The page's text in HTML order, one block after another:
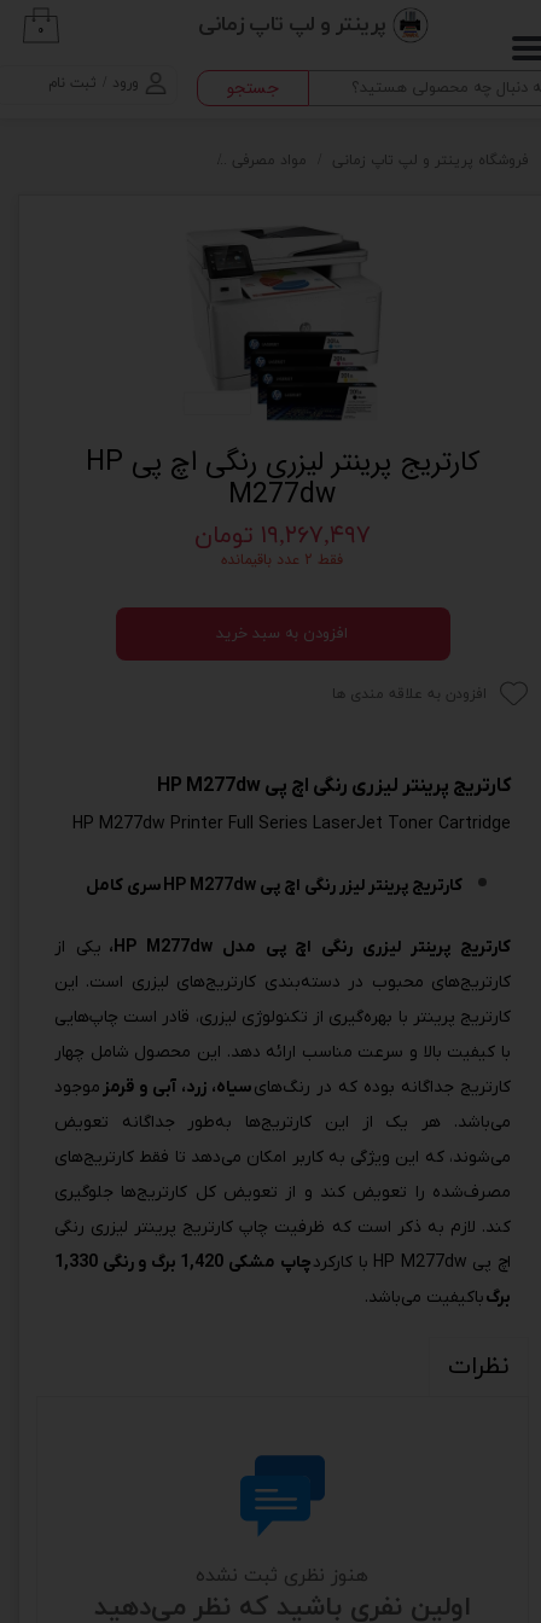
پرینتر و لپ تاپ زمانی
ورود ثبت نام
حساب کاربری من
تغییر گذر واژه
سفارشات
۰
جستجو
فروشگاه پرینتر و لپ تاپ زمانی مواد مصرفی
کارتریج پرینتر لیزری رنگی اچ پی HP
M277dw
۱۹,۲۶۷,۴۹۷ تومان
فقط ۲ عدد باقیمانده
افزودن به سبد خرید
افزودن به علاقه مندی ها
کارتریج پرینتر لیزری رنگی اچ پی HP M277dw
HP M277dw Printer Full Series LaserJet Toner Cartridge
کارتریج پرینتر لیزر رنگی اچ پی HP M277dw سری کامل
کارتریج پرینتر لیزری رنگی اچ پی مدل HP M277dw،
یکی از
کارتریج‌های محبوب در دسته‌بندی کارتریج‌های لیزری است. این
کارتریج پرینتر با بهره‌گیری از تکنولوژی لیزری، قادر است چاپ‌هایی
با کیفیت بالا و سرعت مناسب ارائه دهد. این محصول شامل چهار
کارتریج جداگانه بوده که در رنگ‌هایسیاه، زرد، آبی و قرمز موجود
می‌باشد. هر یک از این کارتریج‌ها به‌طور جداگانه تعویض
می‌شوند، که این ویژگی به کاربر امکان می‌دهد تا فقط کارتریج‌های
مصرف‌شده را تعویض کند و از تعویض کل کارتریج‌ها جلوگیری
کند. لازم به ذکر است که ظرفیت چاپ کارتریج پرینتر لیزری رنگی
اچ پی HP M277dw با کارکرد
چاپ مشکی 1,420 برگ و رنگی 1,330
برگباکیفیت می‌باشد.
نظرات
هنوز نظری ثبت نشده
اولین نفری باشید که نظر می‌دهید